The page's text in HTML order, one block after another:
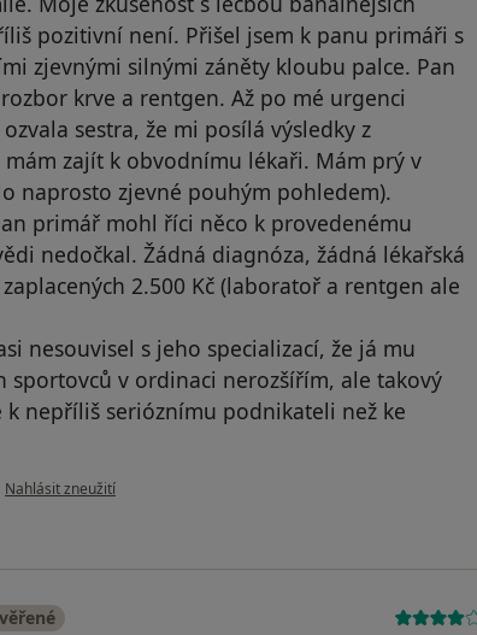
pozitivní není. Přišel jsem k panu primáři s
zjevnými silnými záněty kloubu palce. Pan
krve a rentgen. Až po mé urgenci
sestra, že mi posílá výsledky z
zajít k obvodnímu lékaři. Mám prý v
naprosto zjevné pouhým pohledem).
primář mohl říci něco k provedenému
nedočkal. Žádná diagnóza, žádná lékařská
2.500 Kč (laboratoř a rentgen ale
nesouvisel s jeho specializací, že já mu
sportovců v ordinaci nerozšířím, ale takový
nepříliš serióznímu podnikateli než ke
podle názoru uživatele Michael Issa
Nahlásit zneužití